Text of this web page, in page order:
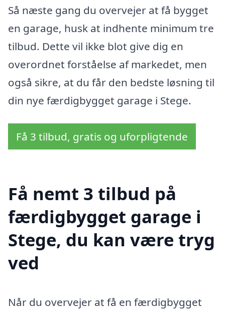
Så næste gang du overvejer at få bygget
en garage, husk at indhente minimum tre
tilbud. Dette vil ikke blot give dig en
overordnet forståelse af markedet, men
også sikre, at du får den bedste løsning til
din nye færdigbygget garage i Stege.
Få 3 tilbud, gratis og uforpligtende
Få nemt 3 tilbud på
færdigbygget garage i
Stege, du kan være tryg
ved
Når du overvejer at få en færdigbygget